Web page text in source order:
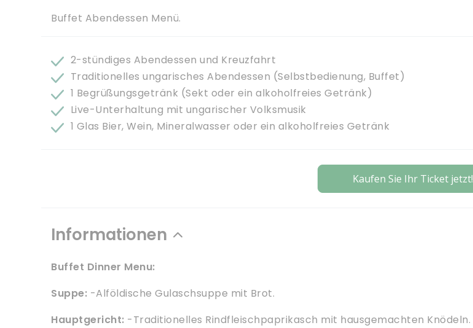
Buffet Abendessen Menü.
2-stündiges Abendessen und Kreuzfahrt
Traditionelles ungarisches Abendessen (Selbstbedienung, Buffet)
1 Begrüßungsgetränk (Sekt oder ein alkoholfreies Getränk)
Live-Unterhaltung mit ungarischer Volksmusik
1 Glas Bier, Wein, Mineralwasser oder ein alkoholfreies Getränk
Kaufen Sie Ihr Ticket jetzt!
Informationen
Buffet Dinner Menu:
Suppe: -Alföldische Gulaschsuppe mit Brot.
Hauptgericht: -Traditionelles Rindfleischpaprikasch mit hausgemachten Knödeln.